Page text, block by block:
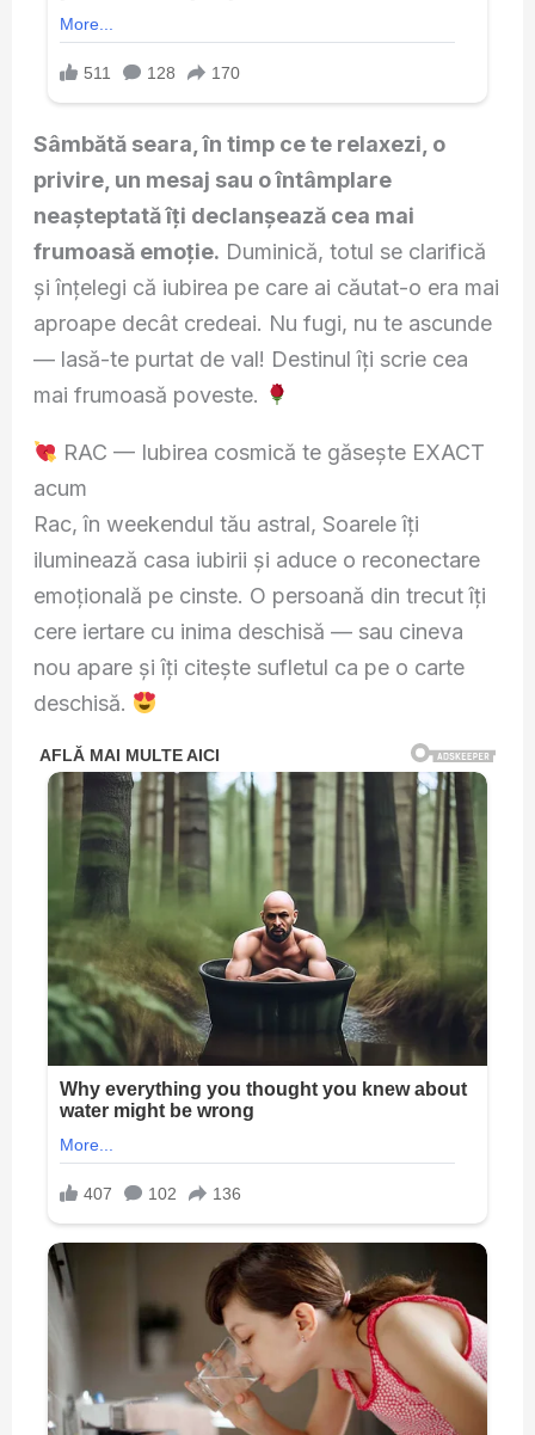
Sâmbătă seara, în timp ce te relaxezi, o
privire, un mesaj sau o întâmplare
neașteptată îți declanșează cea mai
frumoasă emoție. Duminică, totul se clarifică
și înțelegi că iubirea pe care ai căutat-o era mai
aproape decât credeai. Nu fugi, nu te ascunde
— lasă-te purtat de val! Destinul îți scrie cea
mai frumoasă poveste.
RAC — Iubirea cosmică te găsește EXACT
acum
Rac, în weekendul tău astral, Soarele îți
iluminează casa iubirii și aduce o reconectare
emoțională pe cinste. O persoană din trecut îți
cere iertare cu inima deschisă — sau cineva
nou apare și îți citește sufletul ca pe o carte
deschisă.